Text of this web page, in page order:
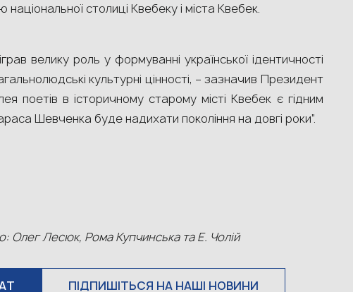
національної столиці Квебеку і міста Квебек.
велику роль у формуванні української ідентичності
культурні цінності, – зазначив Президент
поетів в історичному старому місті Квебек є гідним
Шевченка буде надихати покоління на довгі роки”.
Олег Лесюк, Рома Купчинська та Е. Чолій
ПІДПИШІТЬСЯ НА НАШІ НОВИНИ